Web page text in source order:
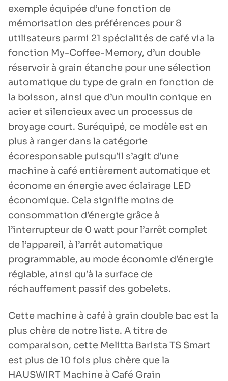
exemple équipée d’une fonction de
mémorisation des préférences pour 8
utilisateurs parmi 21 spécialités de café via la
fonction My-Coffee-Memory, d’un double
réservoir à grain étanche pour une sélection
automatique du type de grain en fonction de
la boisson, ainsi que d’un moulin conique en
acier et silencieux avec un processus de
broyage court. Suréquipé, ce modèle est en
plus à ranger dans la catégorie
écoresponsable puisqu’il s’agit d’une
machine à café entièrement automatique et
économe en énergie avec éclairage LED
économique. Cela signifie moins de
consommation d’énergie grâce à
l’interrupteur de 0 watt pour l’arrêt complet
de l’appareil, à l’arrêt automatique
programmable, au mode économie d’énergie
réglable, ainsi qu’à la surface de
réchauffement passif des gobelets.
Cette machine à café à grain double bac est la
plus chère de notre liste. A titre de
comparaison, cette Melitta Barista TS Smart
est plus de 10 fois plus chère que la
HAUSWIRT Machine à Café Grain